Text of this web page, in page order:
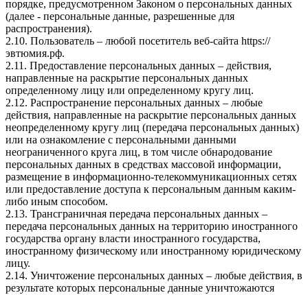
порядке, предусмотренном Законом о персональных данных
(далее - персональные данные, разрешенные для
распространения).
2.10. Пользователь – любой посетитель веб-сайта https://
эвтюмия.рф.
2.11. Предоставление персональных данных – действия,
направленные на раскрытие персональных данных
определенному лицу или определенному кругу лиц.
2.12. Распространение персональных данных – любые
действия, направленные на раскрытие персональных данных
неопределенному кругу лиц (передача персональных данных)
или на ознакомление с персональными данными
неограниченного круга лиц, в том числе обнародование
персональных данных в средствах массовой информации,
размещение в информационно-телекоммуникационных сетях
или предоставление доступа к персональным данным каким-
либо иным способом.
2.13. Трансграничная передача персональных данных –
передача персональных данных на территорию иностранного
государства органу власти иностранного государства,
иностранному физическому или иностранному юридическому
лицу.
2.14. Уничтожение персональных данных – любые действия, в
результате которых персональные данные уничтожаются